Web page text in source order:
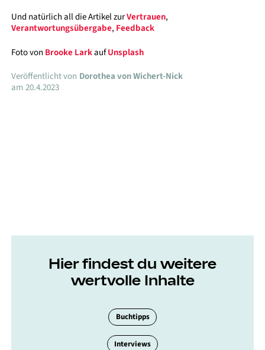
Und natürlich all die Artikel zurVertrauen,
Verantwortungsübergabe, Feedback
Foto von Brooke LarkaufUnsplash
Veröffentlicht von Dorothea von Wichert-Nick
am20.4.2023
Hier findest du weitere
wertvolle Inhalte
Buchtipps
Interviews